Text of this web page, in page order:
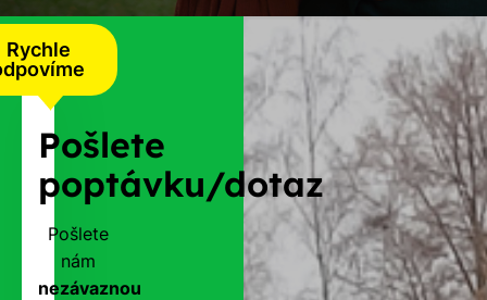
Rychle
Pošlete
poptávku/dotaz
Pošlete
nám
nezávaznou